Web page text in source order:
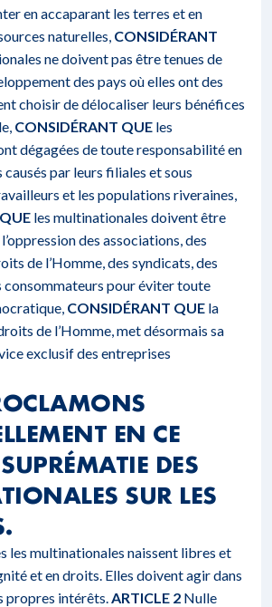
en accaparant les terres et en
naturelles, CONSIDÉRANT
ne doivent pas être tenues de
des pays où elles ont des
choisir de délocaliser leurs bénéfices
CONSIDÉRANT QUE les
dégagées de toute responsabilité en
causés par leurs filiales et sous
et les populations riveraines,
les multinationales doivent être
des associations, des
de l’Homme, des syndicats, des
consommateurs pour éviter toute
CONSIDÉRANT QUE la
de l’Homme, met désormais sa
exclusif des entreprises
EN CE
DES
SUR LES
les multinationales naissent libres et
et en droits. Elles doivent agir dans
propres intérêts.ARTICLE 2 Nulle